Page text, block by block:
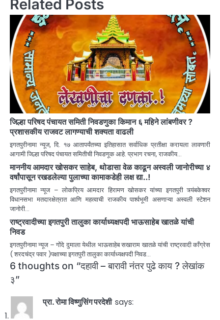
Related Posts
जिल्हा परिषद पंचायत समिती निवडणुका किमान ६ महिने लांबणीवर ?
प्रशासकीय राजवट लागण्याची शक्यता वाढली
इगतपुरीनामा न्यूज, दि. १७ आतापर्यंतच्या इतिहासात सर्वाधिक प्रतीक्षा करायला लावणारी
आगामी जिल्हा परिषद पंचायत समितीची निवडणूक आहे. प्रभाग रचना, राजकीय…
माननीय आमदार खोसकर साहेब, थोडासा वेळ काढून अस्वली जानोरीच्या ४
वर्षांपासून रखडलेल्या पुलाच्या कामाकडेही लक्ष द्या..!
इगतपुरीनामा न्यूज – लोकप्रिय आमदार हिरामण खोसकर यांच्या इगतपुरी त्र्यंबकेश्वर
विधानसभा मतदारक्षेत्रात आणि महत्वाची राजकीय पार्श्वभूमी असणाऱ्या अस्वली स्टेशन
जानोरी…
राष्ट्रवादीच्या इगतपुरी तालुका कार्याध्यक्षपदी भाऊसाहेब खातळे यांची
निवड
इगतपुरीनामा न्यूज – गोंदे दुमाला येथील भाऊसाहेब सखाराम खातळे यांची राष्ट्रवादी काँग्रेस
( शरदचंद्र पवार )पक्षाच्या इगतपुरी तालुका कार्याध्यक्षपदी निवड…
6 thoughts on “दहावी – बारावी नंतर पुढे काय ? लेखांक
३”
प्रा. रोमा विष्णुसिंग परदेशी says: